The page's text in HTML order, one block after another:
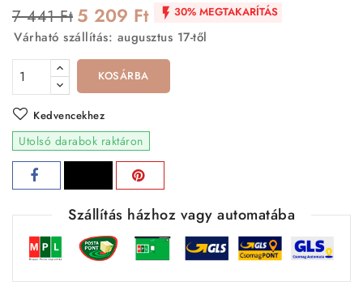
7 441 Ft 5 209 Ft  30% MEGTAKARÍTÁS
Várható szállítás: augusztus 17-től
KOSÁRBA
Kedvencekhez
Utolsó darabok raktáron
Szállítás házhoz vagy automatába